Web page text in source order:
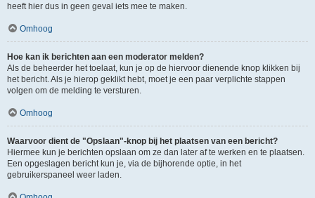
heeft hier dus in geen geval iets mee te maken.
Omhoog
Hoe kan ik berichten aan een moderator melden?
Als de beheerder het toelaat, kun je op de hiervoor dienende knop klikken bij
het bericht. Als je hierop geklikt hebt, moet je een paar verplichte stappen
volgen om de melding te versturen.
Omhoog
Waarvoor dient de "Opslaan"-knop bij het plaatsen van een bericht?
Hiermee kun je berichten opslaan om ze dan later af te werken en te plaatsen.
Een opgeslagen bericht kun je, via de bijhorende optie, in het
gebruikerspaneel weer laden.